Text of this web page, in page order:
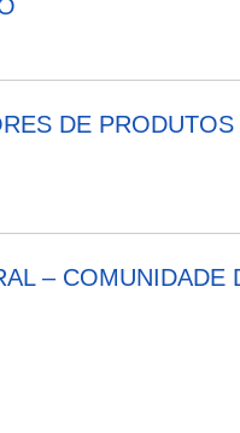
DE
– COMUNIDADE